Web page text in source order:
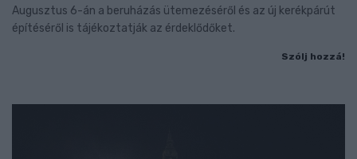
Augusztus 6-án a beruházás ütemezéséről és az új kerékpárút
építéséről is tájékoztatják az érdeklődőket.
Szólj hozzá!